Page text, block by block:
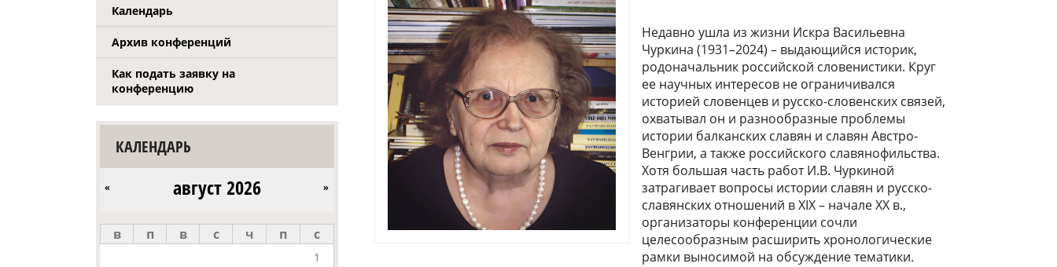
Календарь
Архив конференций
Как подать заявку на
конференцию
КАЛЕНДАРЬ
август 2026
« »
в п в с ч п с
1
Недавно ушла из жизни Искра Васильевна
Чуркина (1931–2024) – выдающийся историк,
родоначальник российской словенистики. Круг
ее научных интересов не ограничивался
историей словенцев и русско-словенских связей,
охватывал он и разнообразные проблемы
истории балканских славян и славян Австро-
Венгрии, а также российского славянофильства.
Хотя большая часть работ И.В. Чуркиной
затрагиваeт вопросы истории славян и русско-
славянских отношений в XIX – начале XX в.,
организаторы конференции сочли
целесообразным расширить хронологические
рамки выносимой на обсуждение тематики.